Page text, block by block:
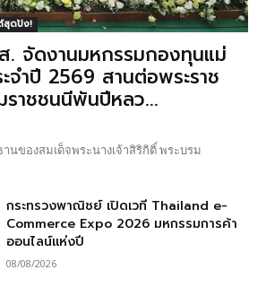
สุดปัง!
. จัดงานมหกรรมกองทุนแม่
จำปี 2569 สานต่อพระราช
าชชนนีพันปีหลว...
นของสมเด็จพระนางเจ้าสิริกิติ์ พระบรม
กระทรวงพาณิชย์ เปิดเวที Thailand e-
Commerce Expo 2026 มหกรรมการค้า
ออนไลน์แห่งปี
08/08/2026